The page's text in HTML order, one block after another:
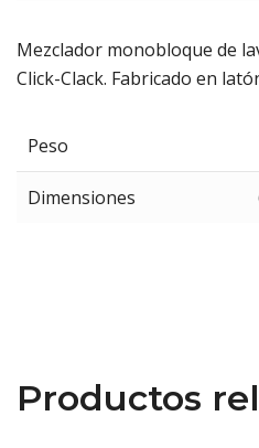
Mezclador monobloque de
Click-Clack. Fabricado en
Peso
Dimensiones
Productos